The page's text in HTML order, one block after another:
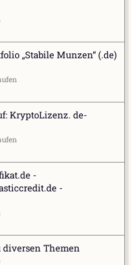
„Stabile Munzen“ (.de)
KryptoLizenz. de-
-
-
diversen Themen